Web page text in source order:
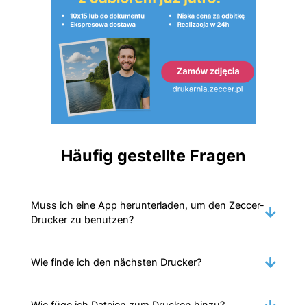
Häufig gestellte Fragen
Muss ich eine App herunterladen, um den Zeccer-
Drucker zu benutzen?
Wie finde ich den nächsten Drucker?